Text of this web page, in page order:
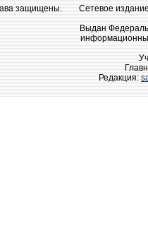
защищены.
Сетевое
Выдан
Редакция: